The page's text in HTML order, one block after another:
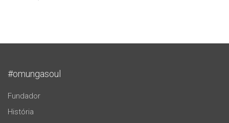
#omungasoul
Fundador
História